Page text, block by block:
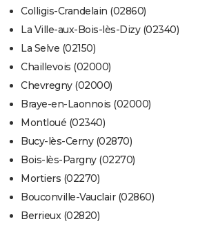
Colligis-Crandelain (02860)
La Ville-aux-Bois-lès-Dizy (02340)
La Selve (02150)
Chaillevois (02000)
Chevregny (02000)
Braye-en-Laonnois (02000)
Montloué (02340)
Bucy-lès-Cerny (02870)
Bois-lès-Pargny (02270)
Mortiers (02270)
Bouconville-Vauclair (02860)
Berrieux (02820)